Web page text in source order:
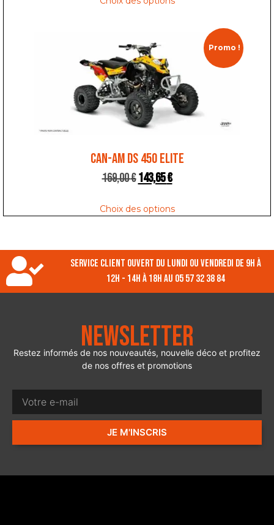
Promo !
CAN-AM DS 450 ELITE
169,00€143,65€
Choix des options
Service client ouvert du lundi ou vendredi de 9h à
12h - 14h à 18h au 05 57 32 38 84
Newsletter
Restez informés de nos nouveautés, nouvelle déco et profitez
de nos offres et promotions
JE M'INSCRIS